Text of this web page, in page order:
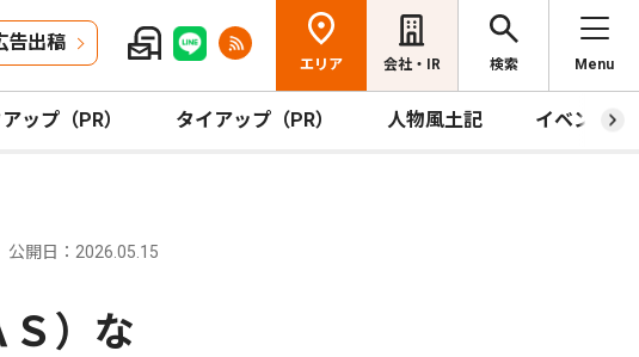
告出稿
エリア 会社・IR 検索 Menu
ップ（PR） タイアップ（PR） 人物風土記 イベント
公開日：2026.05.15
）な